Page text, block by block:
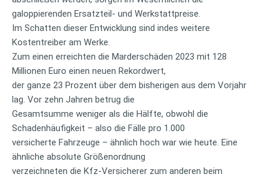
galoppierenden Ersatzteil- und Werkstattpreise.
Im Schatten dieser Entwicklung sind indes weitere
Kostentreiber am Werke.
Zum einen erreichten die Marderschäden 2023 mit 128
Millionen Euro einen neuen Rekordwert,
der ganze 23 Prozent über dem bisherigen aus dem Vorjahr
lag. Vor zehn Jahren betrug die
Gesamtsumme weniger als die Hälfte, obwohl die
Schadenhäufigkeit – also die Fälle pro 1.000
versicherte Fahrzeuge – ähnlich hoch war wie heute. Eine
ähnliche absolute Größenordnung
verzeichneten die Kfz-Versicherer zum anderen beim